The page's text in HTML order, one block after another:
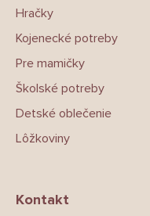
Hračky
Kojenecké potreby
Pre mamičky
Školské potreby
Detské oblečenie
Lôžkoviny
Kontakt